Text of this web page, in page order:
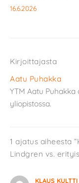
16.6.2026
Kirjoittajasta
Aatu Puhakka
YTM Aatu
yliopistossa.
1 ajatus aiheesta
Lindgren vs.
KLAUS KULTTI